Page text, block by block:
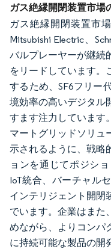
ガス絶縁開閉装置市場
ガス絶縁開閉装置市場
Mitsubishi Electric、
バルプレーヤーが継続
をリードしています。
するため、SF6フリー
境効率の高いデジタル
すます注力しています
マートグリッドソリュ
示されるように、戦略
ョンを通じてポジシ
IoT統合、バーチャル
インテリジェント開閉
でいます。企業はまた
めながら、よりコンパ
に持続可能な製品の開